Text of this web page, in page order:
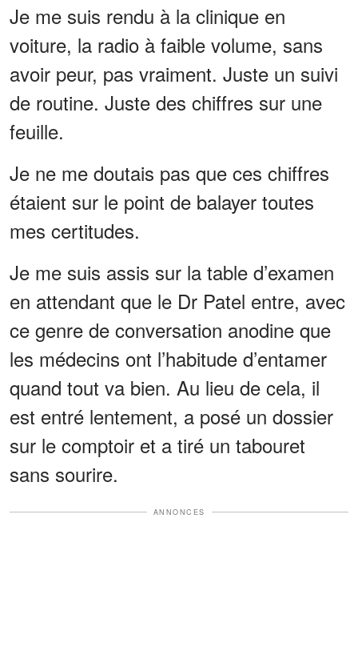
Je me suis rendu à la clinique en
voiture, la radio à faible volume, sans
avoir peur, pas vraiment. Juste un suivi
de routine. Juste des chiffres sur une
feuille.
Je ne me doutais pas que ces chiffres
étaient sur le point de balayer toutes
mes certitudes.
Je me suis assis sur la table d’examen
en attendant que le Dr Patel entre, avec
ce genre de conversation anodine que
les médecins ont l’habitude d’entamer
quand tout va bien. Au lieu de cela, il
est entré lentement, a posé un dossier
sur le comptoir et a tiré un tabouret
sans sourire.
ANNONCES